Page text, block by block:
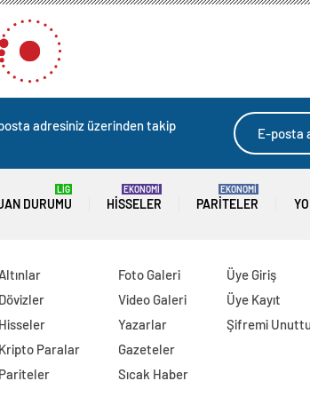
adresiniz üzerinden takip
DURUMU
LİG
HISSELER
EKONOMİ
PARITELER
EKONOMİ
Altınlar
Dövizler
Hisseler
Kripto Paralar
Pariteler
Foto Galeri
Video Galeri
Yazarlar
Gazeteler
Sıcak Haber
Üye Giriş
Üye Kayıt
Şifremi